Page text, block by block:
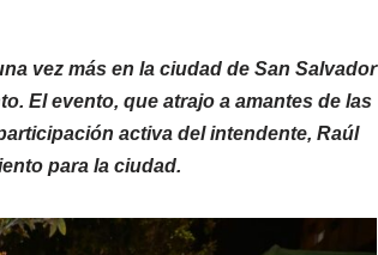
vez más en la ciudad de San Salvador
El evento, que atrajo a amantes de las
activa del intendente, Raúl
para la ciudad.